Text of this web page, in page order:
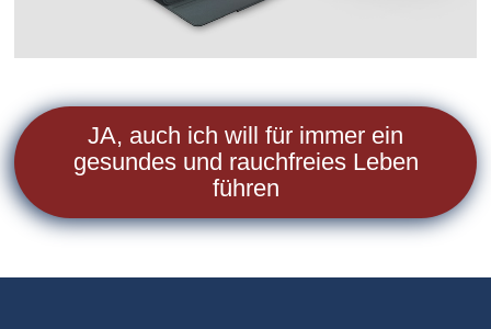
JA, auch ich will für immer ein
gesundes und rauchfreies Leben
führen